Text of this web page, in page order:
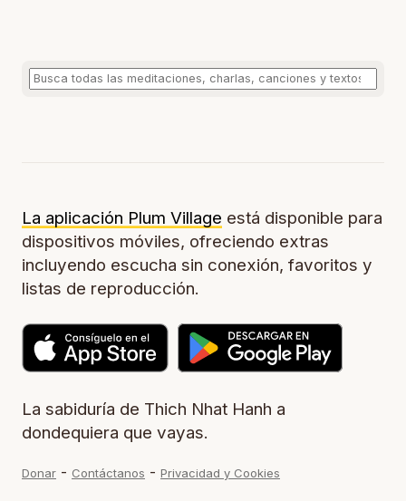
La aplicación Plum Village está disponible para
dispositivos móviles, ofreciendo extras
incluyendo escucha sin conexión, favoritos y
listas de reproducción.
La sabiduría de Thich Nhat Hanh a
dondequiera que vayas.
Donar - Contáctanos - Privacidad y Cookies